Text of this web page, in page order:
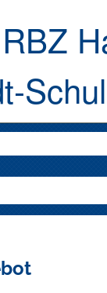
RBZ